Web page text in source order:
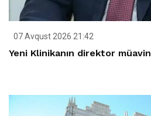
07 Avqust 2026 21:42
Yeni Klinikanın direktor